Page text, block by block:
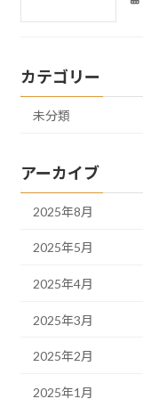
カテゴリー
未分類
アーカイブ
2025年8月
2025年5月
2025年4月
2025年3月
2025年2月
2025年1月